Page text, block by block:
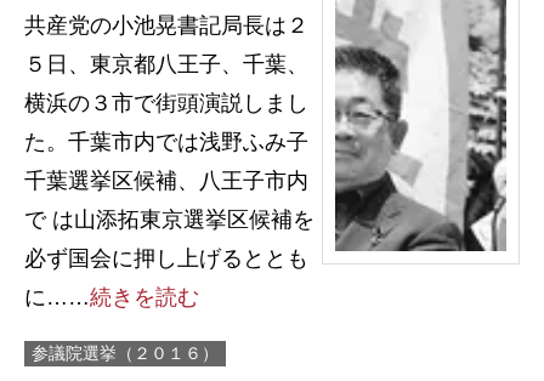
共産党の小池晃書記局長は２
５日、東京都八王子、千葉、
横浜の３市で街頭演説しまし
た。千葉市内では浅野ふみ子
千葉選挙区候補、八王子市内
で は山添拓東京選挙区候補を
必ず国会に押し上げるととも
に……続きを読む
参議院選挙（２０１６）